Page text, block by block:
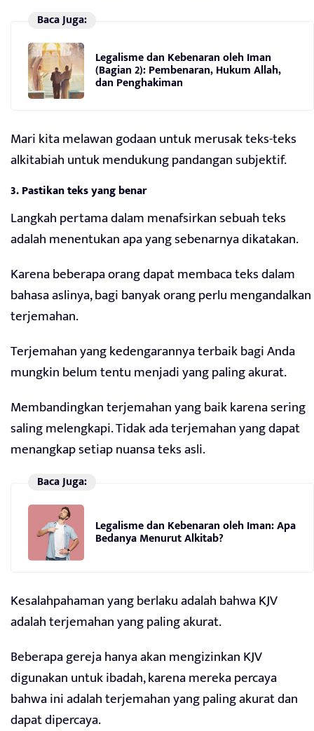
Baca Juga:
Legalisme dan Kebenaran oleh Iman
(Bagian 2): Pembenaran, Hukum Allah,
dan Penghakiman
Mari kita melawan godaan untuk merusak teks-teks
alkitabiah untuk mendukung pandangan subjektif.
3. Pastikan teks yang benar
Langkah pertama dalam menafsirkan sebuah teks
adalah menentukan apa yang sebenarnya dikatakan.
Karena beberapa orang dapat membaca teks dalam
bahasa aslinya, bagi banyak orang perlu mengandalkan
terjemahan.
Terjemahan yang kedengarannya terbaik bagi Anda
mungkin belum tentu menjadi yang paling akurat.
Membandingkan terjemahan yang baik karena sering
saling melengkapi. Tidak ada terjemahan yang dapat
menangkap setiap nuansa teks asli.
Baca Juga:
Legalisme dan Kebenaran oleh Iman: Apa
Bedanya Menurut Alkitab?
Kesalahpahaman yang berlaku adalah bahwa KJV
adalah terjemahan yang paling akurat.
Beberapa gereja hanya akan mengizinkan KJV
digunakan untuk ibadah, karena mereka percaya
bahwa ini adalah terjemahan yang paling akurat dan
dapat dipercaya.